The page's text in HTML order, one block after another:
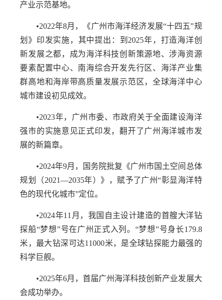
产业示范基地。
•2022年8月，《广州市海洋经济发展“十四五”规
划》印发实施，其中提出：到2025年，打造海洋创
新发展之都，成为海洋科技创新策源地、涉海资源
要素配置中心、南海综合开发先行区、海洋产业集
群高地和海岸带高质量发展示范区，全球海洋中心
城市建设初见成效。
•2023年，广州市委、市政府关于全面建设海洋
强市的实施意见正式印发，翻开了广州海洋城市发
展的新篇章。
•2024年9月，国务院批复《广州市国土空间总体
规划（2021—2035年）》，赋予了广州“彰显海洋特
色的现代化城市”定位。
•2024年11月，我国自主设计建造的首艘大洋钻
探船“梦想”号在广州正式入列。“梦想”号身长179.8
米，最大钻深可达11000米，是全球钻探能力最强的
科学巨舰。
•2025年6月，首届广州海洋科技创新产业发展大
会成功举办。